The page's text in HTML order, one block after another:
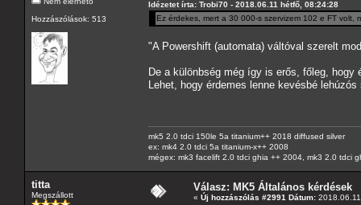
Hozzászólások: 513
Idézetet írta: Trobi70 - 2018.06.11 hétfő, 08:24:28
Ez érdekes, mert a 30 000-s szervizem 102 e FT
"A Powershift (automata) váltóval szerelt
De a különbség még így is erős, főleg,
Lehet, hogy érdemes lenne kevésbé
mk5 2.0 tdci 150le 5a titanium++ 2018 diffused silver
ex: mk4 2.0 tdci 5a titanium-x++ 2008
mégex: mk3 facelift 2.0 tdci ghia ++ 2004, mk3 2.0 tdci
titta
Megszállott
Válasz: MK5 Általános kérdések
« Új hozzászólás #2991 Dátum: